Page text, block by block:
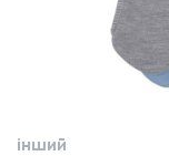
інший